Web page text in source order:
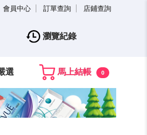
會員中心 訂單查詢 店鋪查詢
瀏覽紀錄
選 馬上結帳 0